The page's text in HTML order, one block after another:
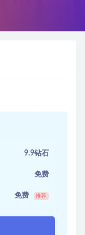
9.9钻石
免费
免费 推荐